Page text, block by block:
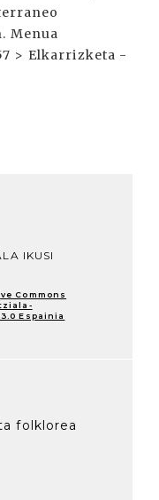
Menua
> Elkarrizketa -
IKUSI
Commons
Espainia
folklorea